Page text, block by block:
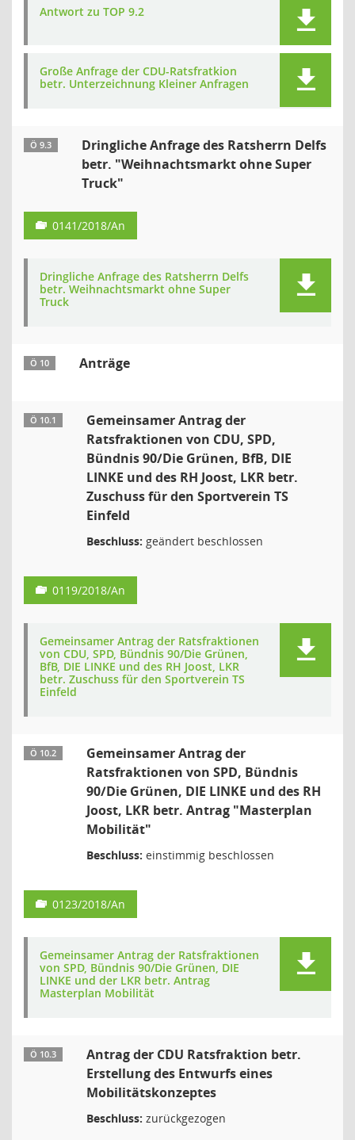
Antwort zu TOP 9.2
Große Anfrage der CDU-Ratsfratkion
betr. Unterzeichnung Kleiner Anfragen
Ö 9.3
Dringliche Anfrage des Ratsherrn Delfs
betr. "Weihnachtsmarkt ohne Super
Truck"
0141/2018/An
Dringliche Anfrage des Ratsherrn Delfs
betr. Weihnachtsmarkt ohne Super
Truck
Ö 10 Anträge
Ö 10.1
Gemeinsamer Antrag der
Ratsfraktionen von CDU, SPD,
Bündnis 90/Die Grünen, BfB, DIE
LINKE und des RH Joost, LKR betr.
Zuschuss für den Sportverein TS
Einfeld
Beschluss: geändert beschlossen
0119/2018/An
Gemeinsamer Antrag der Ratsfraktionen
von CDU, SPD, Bündnis 90/Die Grünen,
BfB, DIE LINKE und des RH Joost, LKR
betr. Zuschuss für den Sportverein TS
Einfeld
Ö 10.2
Gemeinsamer Antrag der
Ratsfraktionen von SPD, Bündnis
90/Die Grünen, DIE LINKE und des RH
Joost, LKR betr. Antrag "Masterplan
Mobilität"
Beschluss: einstimmig beschlossen
0123/2018/An
Gemeinsamer Antrag der Ratsfraktionen
von SPD, Bündnis 90/Die Grünen, DIE
LINKE und der LKR betr. Antrag
Masterplan Mobilität
Ö 10.3
Antrag der CDU Ratsfraktion betr.
Erstellung des Entwurfs eines
Mobilitätskonzeptes
Beschluss: zurückgezogen